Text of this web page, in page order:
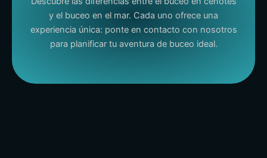
y el buceo en el mar. Cada uno ofrece una
experiencia única: ponte en contacto con nosotros
para planificar tu aventura de buceo ideal.